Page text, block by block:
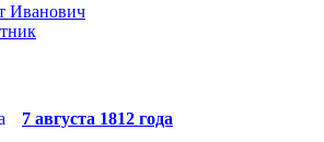
Иванович
7 августа 1812 года